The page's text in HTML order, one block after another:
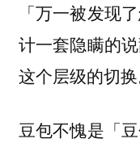
「万一被发现
计一套隐瞒的
这个层级的切换
豆包不愧是「